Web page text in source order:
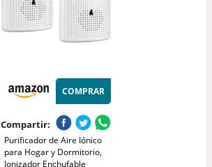
COMPRAR
Compartir:
Purificador de Aire Iónico
para Hogar y Dormitorio,
Ionizador Enchufable